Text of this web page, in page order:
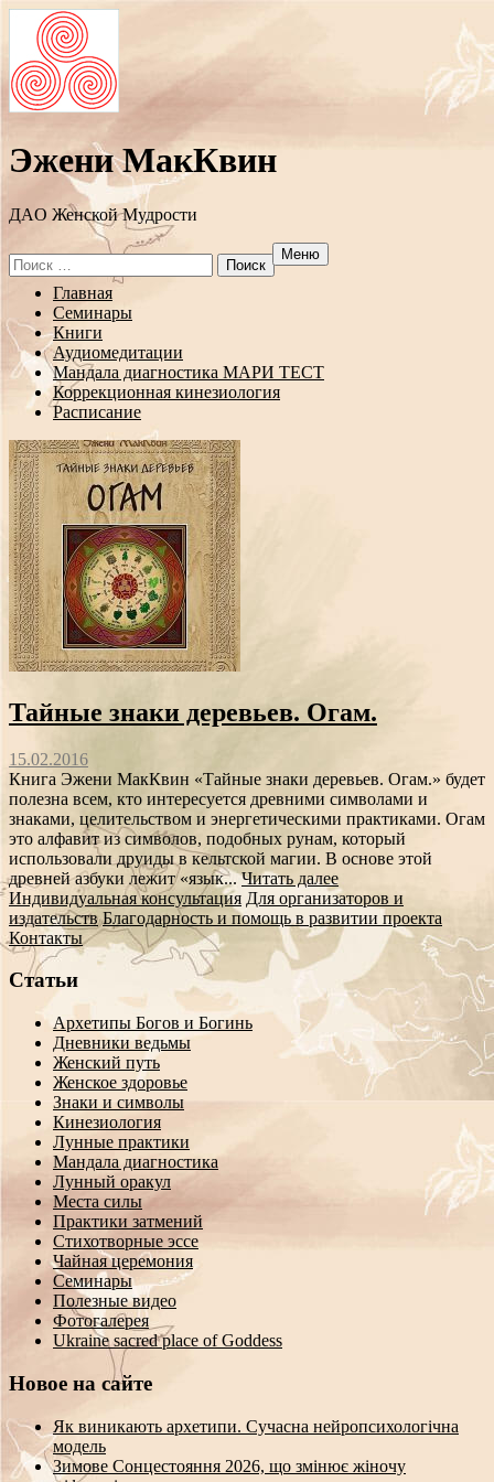
Эжени МакКвин
ДAO Женской Мудрости
Search
for:
Меню
Перейти
содержанию
Главная
Семинары
Книги
Аудиомедитации
Мандала диагностика МАРИ ТЕСТ
Коррекционная кинезиология
Расписание
Тайные знаки деревьев. Огам.
15.02.2016
Книга Эжени МакКвин «Тайные знаки деревьев. Огам.» будет
полезна всем, кто интересуется древними символами и
знаками, целительством и энергетическими практиками. Огам
это алфавит из символов, подобных рунам, который
использовали друиды в кельтской магии. В основе этой
древней азбуки лежит «язык...Читать далее
Индивидуальная консультация Для организаторов и
издательств Благодарность и помощь в развитии проекта
Контакты
Статьи
Архетипы Богов и Богинь
Дневники ведьмы
Женский путь
Женское здоровье
Знаки и символы
Кинезиология
Лунные практики
Мандала диагностика
Лунный оракул
Места силы
Практики затмений
Стихотворные эссе
Чайная церемония
Семинары
Полезные видео
Фотогалерея
Ukraine sacred place of Goddess
Новое на сайте
Як виникають архетипи. Сучасна нейропсихологічна
модель
Зимове Сонцестояння 2026, що змінює жіночу